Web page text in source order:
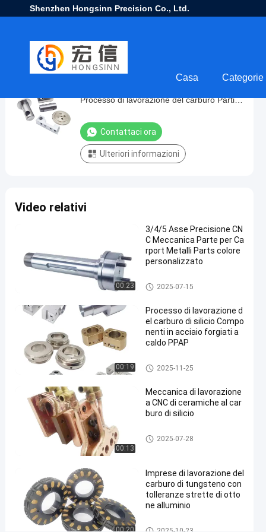
Shenzhen Hongsinn Precision Co., Ltd.
Casa Categorie
di
lavorazione
lavorazione
Parti
difficoltà
Fabbricazione
di carburo
2025-
06-27
122
Contattaci
Macchine
di
precisione
di materiali
in carburo
#
Il CNC di
Processo di lavorazione del carburo Parti di
Contattaci ora
Ulteriori informazioni
Video relativi
00:23
3/4/5 Asse Precisione CN
C Meccanica Parte per Ca
rport Metalli Parts colore
personalizzato
parti di saldatura metallica
2025-07-15
00:19
Processo di lavorazione d
el carburo di silicio Compo
nenti in acciaio forgiati a
caldo PPAP
Fabbricazione di carburo
2025-11-25
00:13
Meccanica di lavorazione
a CNC di ceramiche al car
buro di silicio
Fabbricazione di carburo
2025-07-28
00:20
Imprese di lavorazione del
carburo di tungsteno con
tolleranze strette di otto
ne alluminio
Fabbricazione di carburo